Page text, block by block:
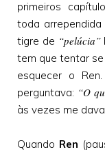
primeiros
toda arrependida
tigre de “pelúcia”
tem que tentar se
esquecer o
perguntava: “O
às vezes me
Quando Ren